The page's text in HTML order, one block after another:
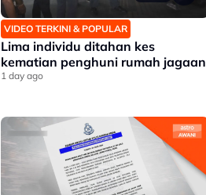
VIDEO TERKINI & POPULAR
Lima individu ditahan kes
kematian penghuni rumah jagaan
1 day ago